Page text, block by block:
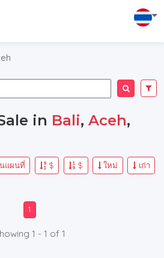
in Bali,Aceh,
เก่า
ใหม่
$
$
แผนที่
1
1 - 1 of 1